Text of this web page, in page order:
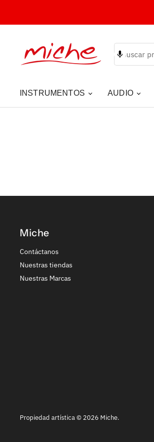
INSTRUMENTOS AUDIO
Miche
Contáctanos
Nuestras tiendas
Nuestras Marcas
Propiedad artística © 2026 Miche.